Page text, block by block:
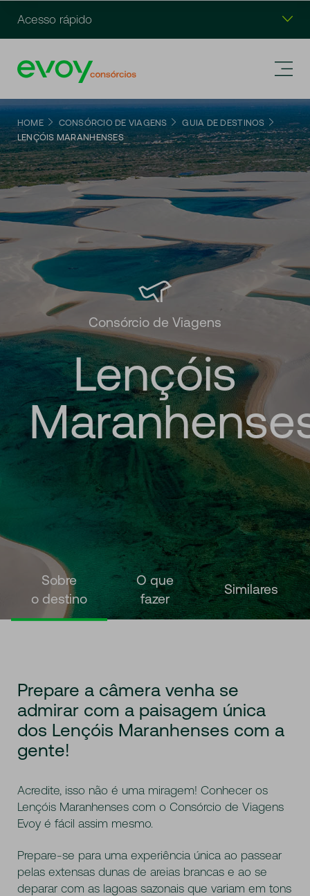
Acesso rápido
HOME CONSÓRCIO DE VIAGENS
GUIA DE DESTINOS
LENÇÓIS MARANHENSES
Consórcio de Viagens
Lençóis
Sobre
o destino
O que
fazer
Similares
Prepare a câmera venha se
admirar com a paisagem única
dos Lençóis Maranhenses com a
gente!
Acredite, isso não é uma miragem! Conhecer os
Lençóis Maranhenses com o Consórcio de Viagens
Evoy é fácil assim mesmo.
Prepare-se para uma experiência única ao passear
pelas extensas dunas de areias brancas e ao se
deparar com as lagoas sazonais que variam em tons